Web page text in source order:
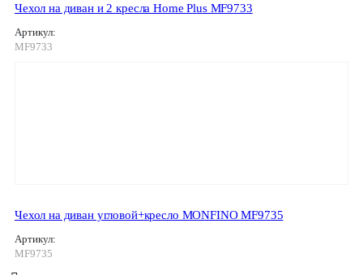
Чехол на диван и 2 кресла Home Plus MF9733
Артикул:
MF9733
Чехол на диван угловой+кресло MONFINO MF9735
Артикул:
MF9735